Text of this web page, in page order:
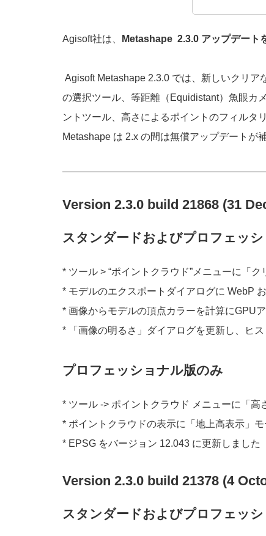
Agisoft社は、 Metashape 2.3.0 アップデート
Agisoft Metashape 2.3.0 では、新しいクリ
の選択ツール、等距離（Equidistant）魚眼カ
ントツール、高さによるポイントのフィルタ
Metashape は 2.x の間は無償アップデートが
Version 2.3.0 build 21868 (31
スタンダードおよびプロフェッ
* ツール > “ポイントクラウド”メニューに「
* モデルのエクスポートダイアログに WebP
* 画像からモデルの頂点カラーを計算にGPU
* 「画像の明るさ」ダイアログを更新し、ヒ
プロフェッショナル版のみ
* ツール -> ポイントクラウド メニューに「
* ポイントクラウドの表示に「地上高表示」
* EPSG をバージョン 12.043 に更新しました
Version 2.3.0 build 21378 (4
スタンダードおよびプロフェッ